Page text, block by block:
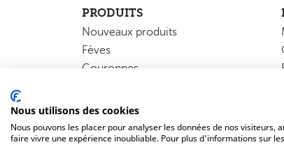
PRODUITS
Nouveaux produits
Fèves
Couronnes
Coffrets
Présentoirs
Nous utilisons des cookies
Nous pouvons les placer pour analyser les données de nos
faire vivre une expérience inoubliable. Pour plus d'informations sur